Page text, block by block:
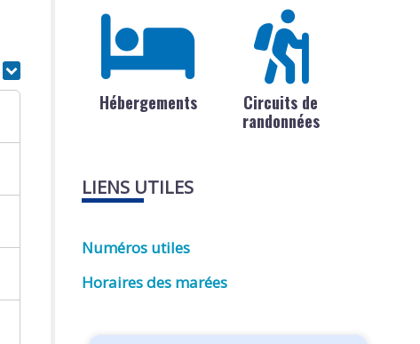
Hébergements
Circuits de
randonnées
LIENS UTILES
Numéros utiles
Horaires des marées